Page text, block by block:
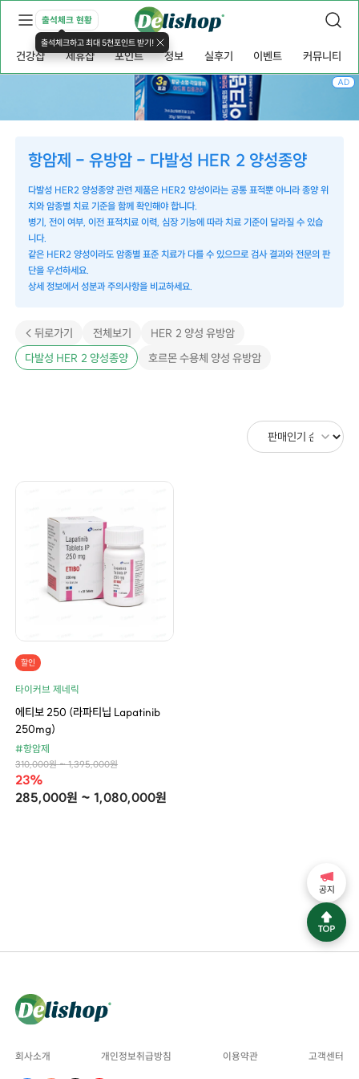
출석체크 현황
출석체크하고 최대 5천포인트 받기!
건강샵 제휴샵 포인트 정보 실후기 이벤트 커뮤니티
항암제 - 유방암 - 다발성 HER 2 양성종양
다발성 HER2 양성종양 관련 제품은 HER2 양성이라는 공통 표적뿐 아니라 종양 위
치와 암종별 치료 기준을 함께 확인해야 합니다.
병기, 전이 여부, 이전 표적치료 이력, 심장 기능에 따라 치료 기준이 달라질 수 있습
니다.
같은 HER2 양성이라도 암종별 표준 치료가 다를 수 있으므로 검사 결과와 전문의 판
단을 우선하세요.
상세 정보에서 성분과 주의사항을 비교하세요.
< 뒤로가기 전체보기
HER 2 양성 유방암
다발성 HER 2 양성종양
호르몬 수용체 양성 유방암
할인
타이커브 제네릭
에티보 250 (라파티닙 Lapatinib
250mg)
#항암제
310,000원 ~ 1,395,000원
23%
285,000원 ~ 1,080,000원
AD
회사소개 개인정보취급방침 이용약관 고객센터
공지